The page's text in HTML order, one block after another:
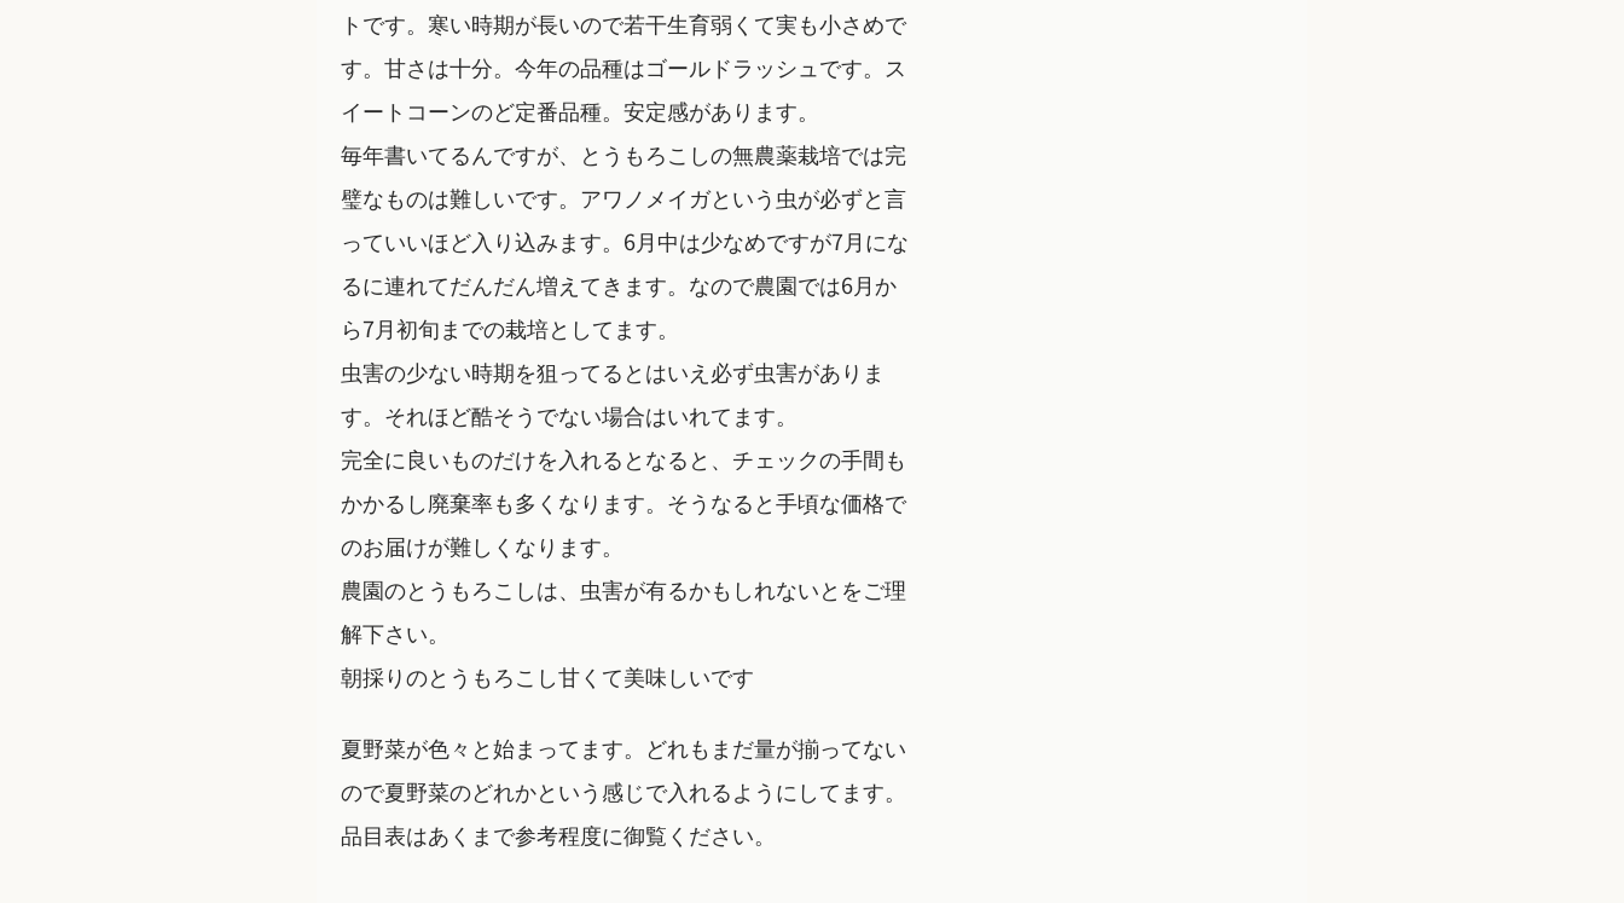
トです。寒い時期が長いので若干生育弱くて実も小さめで
す。甘さは十分。今年の品種はゴールドラッシュです。ス
イートコーンのど定番品種。安定感があります。
毎年書いてるんですが、とうもろこしの無農薬栽培では完
璧なものは難しいです。アワノメイガという虫が必ずと言
っていいほど入り込みます。6月中は少なめですが7月にな
るに連れてだんだん増えてきます。なので農園では6月か
ら7月初旬までの栽培としてます。
虫害の少ない時期を狙ってるとはいえ必ず虫害がありま
す。それほど酷そうでない場合はいれてます。
完全に良いものだけを入れるとなると、チェックの手間も
かかるし廃棄率も多くなります。そうなると手頃な価格で
のお届けが難しくなります。
農園のとうもろこしは、虫害が有るかもしれないとをご理
解下さい。
朝採りのとうもろこし甘くて美味しいです
夏野菜が色々と始まってます。どれもまだ量が揃ってない
ので夏野菜のどれかという感じで入れるようにしてます。
品目表はあくまで参考程度に御覧ください。